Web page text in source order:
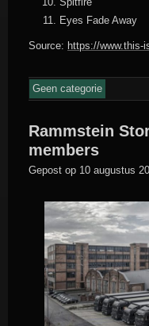
Eyes Fade Away
Source: https://www.this-
Geen categorie
Rammstein
members
Gepost op 10 augustus